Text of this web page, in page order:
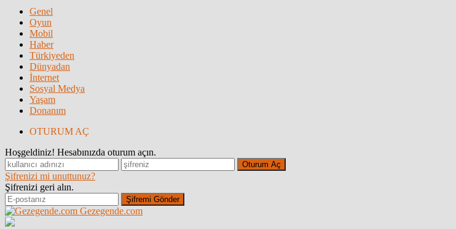
Genel
Oyun
Mobil
Haber
Türkiyeden
Dünyadan
İnternet
Sosyal Medya
Yaşam
Donanım
OTURUM AÇ
Hoşgeldiniz! Hesabınızda oturum açın.
Şifrenizi mi unuttunuz?
Şifrenizi geri alın.
Gezegende.com